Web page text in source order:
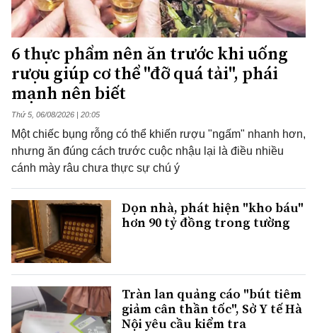
6 thực phẩm nên ăn trước khi uống
rượu giúp cơ thể "đỡ quá tải", phái
mạnh nên biết
Thứ 5, 06/08/2026 | 20:05
Một chiếc bụng rỗng có thể khiến rượu "ngấm" nhanh hơn,
nhưng ăn đúng cách trước cuộc nhậu lại là điều nhiều
cánh mày râu chưa thực sự chú ý
Dọn nhà, phát hiện "kho báu"
hơn 90 tỷ đồng trong tường
Tràn lan quảng cáo "bút tiêm
giảm cân thần tốc", Sở Y tế Hà
Nội yêu cầu kiểm tra